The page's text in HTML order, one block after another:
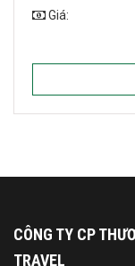
Giá:
CÔNG TY CP
TRAVEL